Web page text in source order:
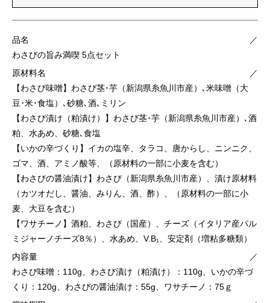
品名
／
わさびの旨み満喫 5点セット
原材料名
／
【わさび味噌】わさび茎･芋（新潟県糸魚川市産）､米味噌（大
豆･米･食塩）､砂糖､酒､ミリン
【わさび漬け（粕漬け）】わさび茎･芋（新潟県糸魚川市産）､酒
粕、水あめ、砂糖､食塩
【いかの辛づくり】イカの塩辛、タラコ、唐からし、ニンニク、
ゴマ、酒、アミノ酸等、（原材料の一部に小麦を含む）
【わさびの醤油漬け】わさび（新潟県糸魚川市産）、漬け原材料
（カツオだし、醤油、みりん、酒、酢）、（原材料の一部に小
麦、大豆を含む）
【ワサチーノ】酒粕、わさび（国産）、チーズ（イタリア産パル
ミジャーノチーズ8％）、水あめ、V.B₁、安定剤（増粘多糖類）
内容量
／
わさび味噌：110g、わさび漬け（粕漬け）：110g、いかの辛づ
くり：120g、わさびの醤油漬け：55g、ワサチーノ：75ｇ